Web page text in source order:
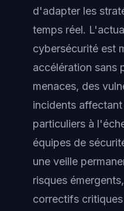
d'adapter les
temps réel.
cybersécurité est
accélération sans
menaces, des
incidents
particuliers à
équipes de
une veille
risques
correctifs